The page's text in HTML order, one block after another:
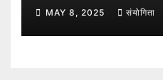
MAY 8, 2025 संयोगिता